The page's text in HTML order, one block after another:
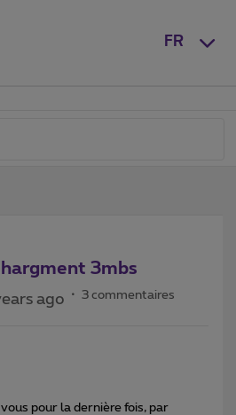
FR
3mbs
ago 3 commentaires
pour la dernière fois, par